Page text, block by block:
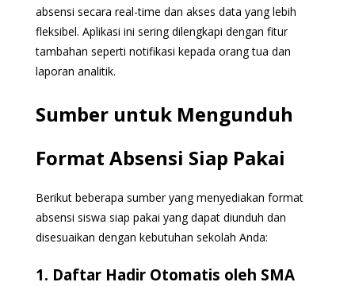
absensi secara real-time dan akses data yang lebih
fleksibel. Aplikasi ini sering dilengkapi dengan fitur
tambahan seperti notifikasi kepada orang tua dan
laporan analitik.
Sumber untuk Mengunduh
Format Absensi Siap Pakai
Berikut beberapa sumber yang menyediakan format
absensi siswa siap pakai yang dapat diunduh dan
disesuaikan dengan kebutuhan sekolah Anda:
1. Daftar Hadir Otomatis oleh SMA